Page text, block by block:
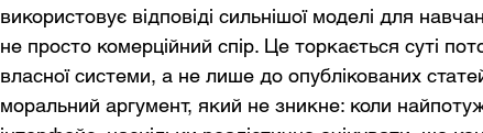
використовує відповіді сильнішої моделі для
не просто комерційний спір. Це торкається суті
власної системи, а не лише до опублікованих
моральний аргумент, який не зникне: коли